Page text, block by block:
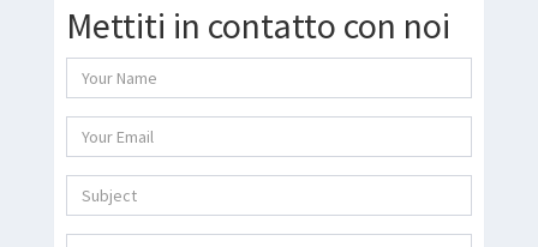
Mettiti in contatto con noi